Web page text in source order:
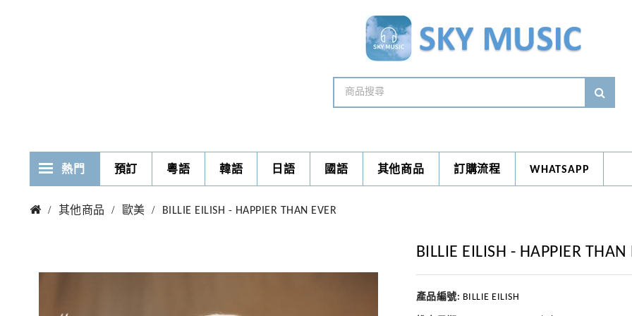
熱門 預訂 粵語 韓語 日語 國語 其他商品 訂購流程 WHATSAPP
其他商品 歐美 BILLIE EILISH - HAPPIER THAN EVER
BILLIE EILISH - HAPPIER THAN
產品編號: BILLIE EILISH